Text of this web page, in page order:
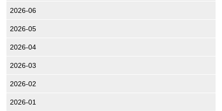
2026-06
2026-05
2026-04
2026-03
2026-02
2026-01